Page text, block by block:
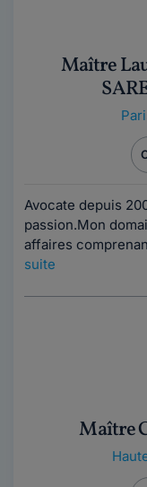
Maître
Avocate depuis
passion.Mon
affaires
suite
Maître